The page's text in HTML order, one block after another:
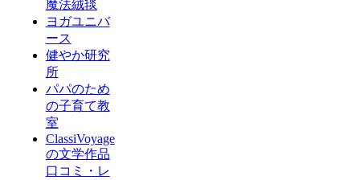
魔法絨毯
ヨガユニバ
ース
健やか研究
所
パパのため
の子育て教
室
ClassiVoyage
の文学作品
口コミ・レ